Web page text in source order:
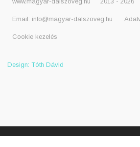
Email: info@magyar-dalszoveg.hu
Cookie kezelés
Design: Tóth Dávid